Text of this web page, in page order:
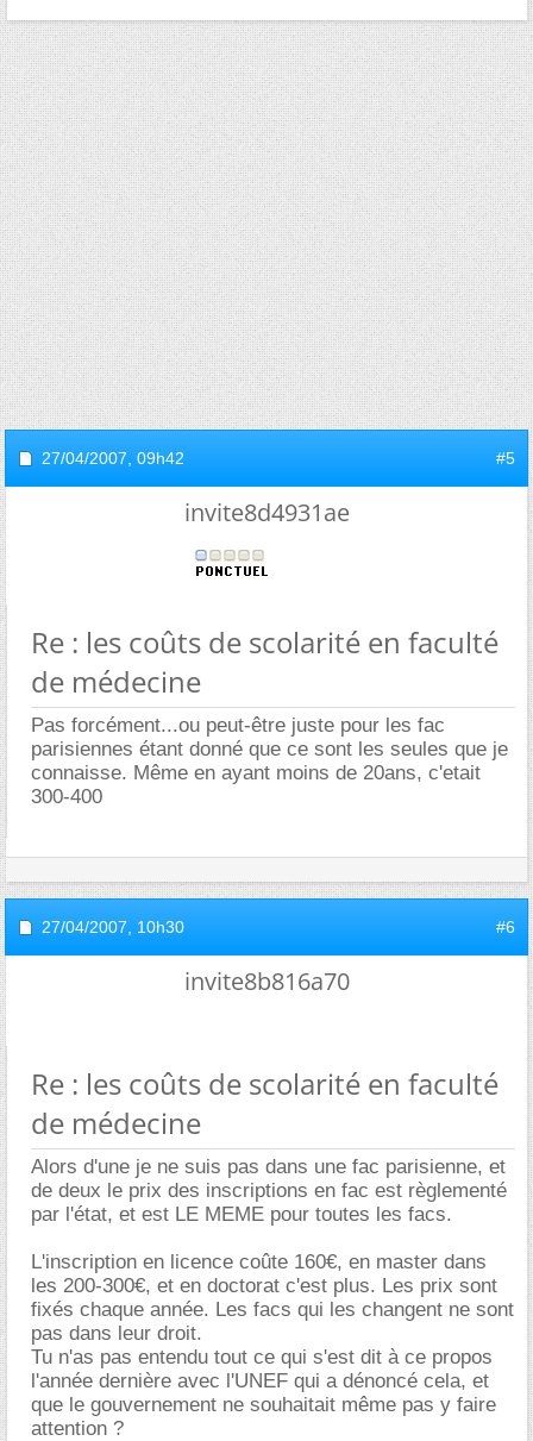
27/04/2007, 09h42 #5
invite8d4931ae
Re : les coûts de scolarité en faculté
de médecine
Pas forcément...ou peut-être juste pour les fac
parisiennes étant donné que ce sont les seules que je
connaisse. Même en ayant moins de 20ans, c'etait
300-400
27/04/2007, 10h30 #6
invite8b816a70
Re : les coûts de scolarité en faculté
de médecine
Alors d'une je ne suis pas dans une fac parisienne, et
de deux le prix des inscriptions en fac est règlementé
par l'état, et est LE MEME pour toutes les facs.
L'inscription en licence coûte 160€, en master dans
les 200-300€, et en doctorat c'est plus. Les prix sont
fixés chaque année. Les facs qui les changent ne sont
pas dans leur droit.
Tu n'as pas entendu tout ce qui s'est dit à ce propos
l'année dernière avec l'UNEF qui a dénoncé cela, et
que le gouvernement ne souhaitait même pas y faire
attention ?